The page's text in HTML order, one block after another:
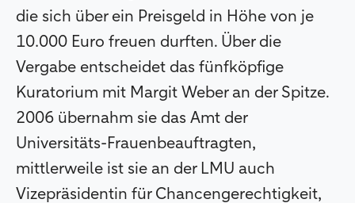
die sich über ein Preisgeld in Höhe von je
10.000 Euro freuen durften. Über die
Vergabe entscheidet das fünfköpfige
Kuratorium mit Margit Weber an der Spitze.
2006 übernahm sie das Amt der
Universitäts-Frauenbeauftragten,
mittlerweile ist sie an der LMU auch
Vizepräsidentin für Chancengerechtigkeit,